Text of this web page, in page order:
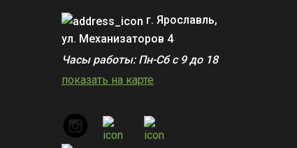
г. Ярославль,
ул. Механизаторов 4
Часы работы: Пн-Сб с 9 до 18
показать на карте